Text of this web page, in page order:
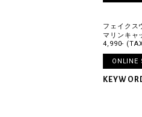
フェイクス
マリンキャ
4,990-
ONLINE